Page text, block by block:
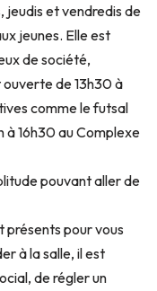
jeudis et vendredis de
jeunes. Elle est
de société,
de 13h30 à
comme le futsal
à 16h30 au Complexe
pouvant aller de
présents pour vous
à la salle, il est
de régler un